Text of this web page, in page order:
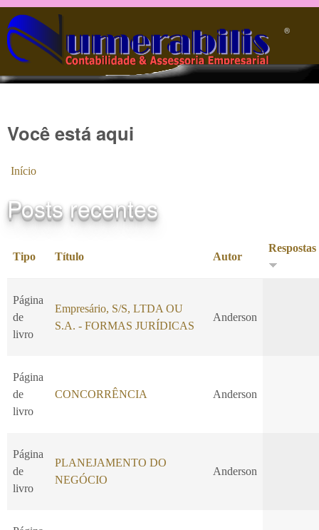
Pular para o conteúdo principal
®️
Você está aqui
Início
Posts recentes
Tipo Título Autor
Respostas
Página
de
livro
Empresário, S/S, LTDA OU
S.A. - FORMAS JURÍDICAS
Anderson
Página
de
livro
CONCORRÊNCIA Anderson
Página
de
livro
PLANEJAMENTO DO
NEGÓCIO
Anderson